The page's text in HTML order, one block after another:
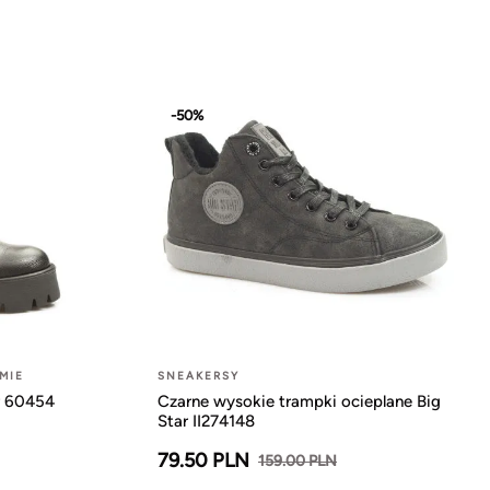
60454
-50%
SNEAKERSY
Czarne wysokie trampki ocieplane Big
Star II274148
79.50 PLN 159.00 PLN